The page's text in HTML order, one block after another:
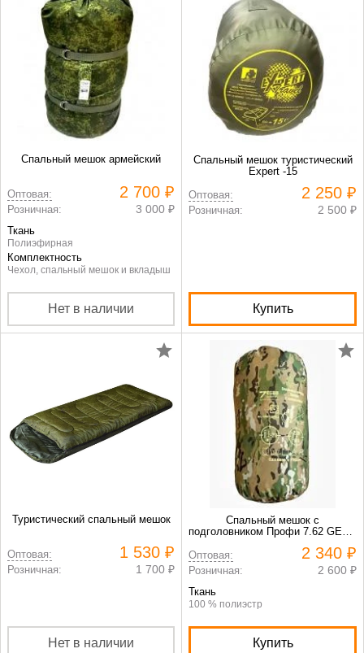
Спальный мешок армейский
Оптовая: 2 700 ₽
Розничная: 3 000 ₽
Ткань
Полиэфирная
Комплектность
Чехол, спальный мешок и вкладыш
Нет в наличии
Спальный мешок туристический
Expert -15
Оптовая:
2 250 ₽
Розничная: 2 500 ₽
Купить
Туристический спальный мешок
Оптовая: 1 530 ₽
Розничная: 1 700 ₽
Нет в наличии
Спальный мешок с
подголовником Профи 7.62 GEAR
Оптовая:
2 340 ₽
Розничная: 2 600 ₽
Ткань
100 % полиэстр
Купить